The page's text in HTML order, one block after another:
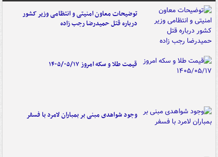
توضیحات معاون امنیتی و انتظامی وزیر کشور
درباره قتل حمیدرضا رجب زاده
قیمت طلا و سکه امروز ۱۴۰۵/۰۵/۱۷
وجود شواهدی مبنی بر بمباران لامرد با فسفر